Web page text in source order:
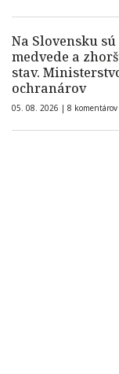
Na Slovensku
medvede a
stav.
ochranárov
05. 08. 2026 | 8 komentárov